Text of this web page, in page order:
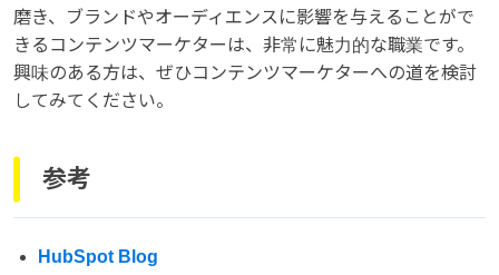
磨き、ブランドやオーディエンスに影響を与えることがで
きるコンテンツマーケターは、非常に魅力的な職業です。
興味のある方は、ぜひコンテンツマーケターへの道を検討
してみてください。
参考
HubSpot Blog